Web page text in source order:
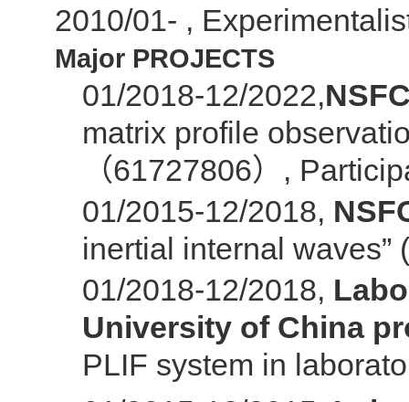
2010/01- ,
Major PROJECTS
01/2018-12/2022,
matrix profile
（61727806） ,
01/2015-12/2018,
inertial internal
01/2018-12/2018,
University of China
PLIF system in